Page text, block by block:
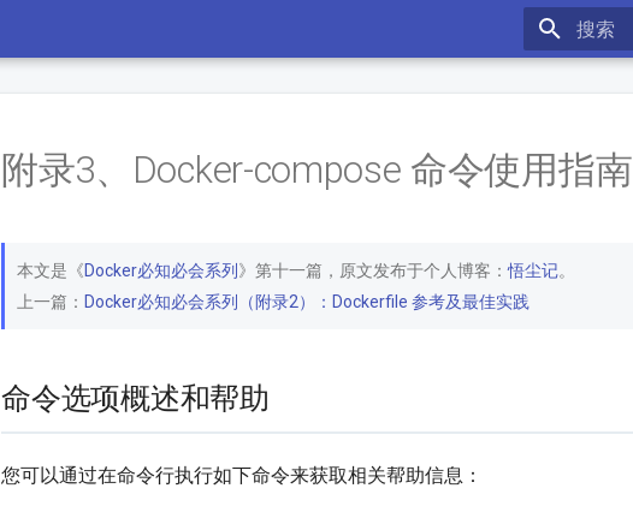
附录3、Docker-compose 命令使用指南
本文是《Docker必知必会系列 》第十一篇，原文发布于个人博客：悟尘记。
上一篇： Docker必知必会系列（附录2）：Dockerfile 参考及最佳实践
命令选项概述和帮助
您可以通过在命令行执行如下命令来获取相关帮助信息：